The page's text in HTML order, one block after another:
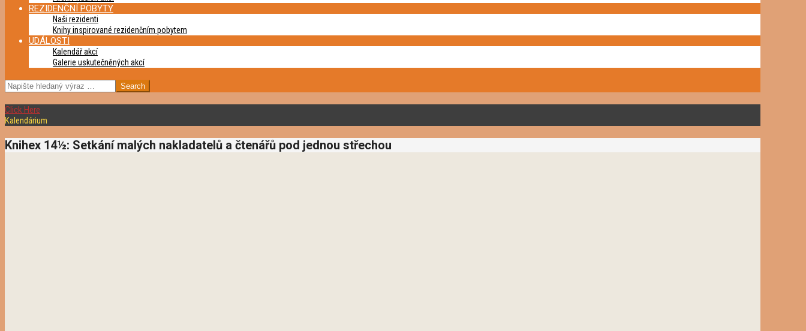
REZIDENČNÍ POBYTY
Naši rezidenti
Knihy inspirované rezidenčním pobytem
UDÁLOSTI
Kalendář akcí
Galerie uskutečněných akcí
SEARCH
Click Here
Kalendárium
Knihex 14½: Setkání malých nakladatelů a čtenářů pod jednou střechou